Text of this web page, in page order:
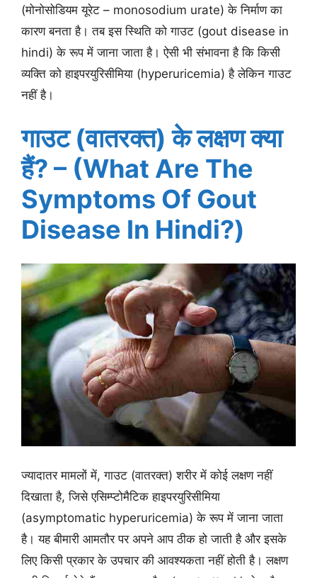
(मोनोसोडियम यूरेट – monosodium urate) के निर्माण का
कारण बनता है। तब इस स्थिति को गाउट (gout disease in
hindi) के रूप में जाना जाता है। ऐसी भी संभावना है कि किसी
व्यक्ति को हाइपरयुरिसीमिया (hyperuricemia) है लेकिन गाउट
नहीं है।
गाउट (वातरक्त) के लक्षण क्या
हैं? – (What Are The
Symptoms Of Gout
Disease In Hindi?)
ज्यादातर मामलों में, गाउट (वातरक्त) शरीर में कोई लक्षण नहीं
दिखाता है, जिसे एसिम्प्टोमैटिक हाइपरयुरिसीमिया
(asymptomatic hyperuricemia) के रूप में जाना जाता
है। यह बीमारी आमतौर पर अपने आप ठीक हो जाती है और इसके
लिए किसी प्रकार के उपचार की आवश्यकता नहीं होती है। लक्षण